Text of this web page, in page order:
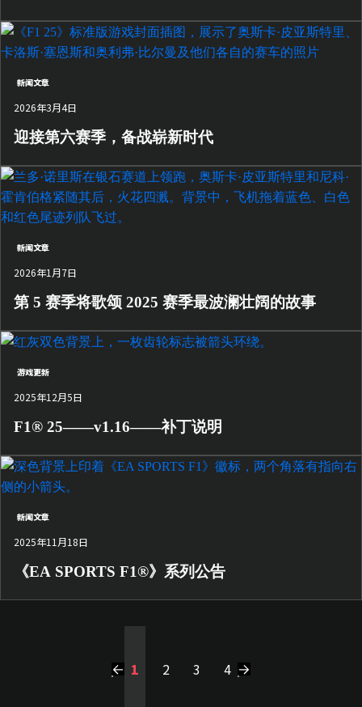
新闻文章
2026年3月4日
迎接第六赛季，备战崭新时代
新闻文章
2026年1月7日
第 5 赛季将歌颂 2025 赛季最波澜壮阔的故事
游戏更新
2025年12月5日
F1® 25——v1.16——补丁说明
新闻文章
2025年11月18日
《EA SPORTS F1®》系列公告
1 2 3 4